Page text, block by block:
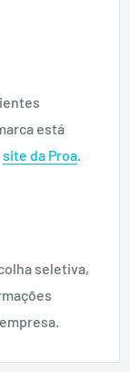
está
site da Proa
seletiva,